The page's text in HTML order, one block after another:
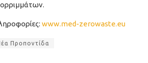
www.med-zerowaste.eu
Προποντίδα